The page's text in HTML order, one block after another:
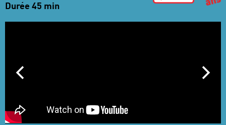
Durée 45 min